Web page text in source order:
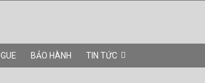
BẢO HÀNH TIN TỨC